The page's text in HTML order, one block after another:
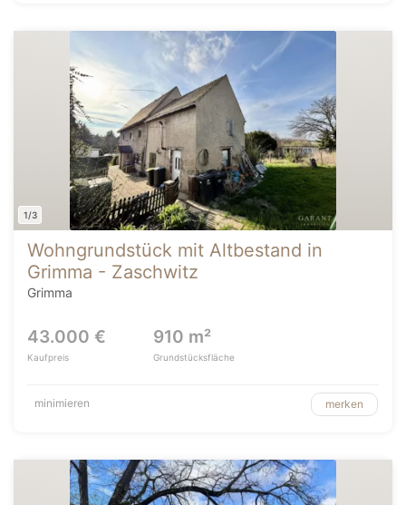
1/3
Wohngrundstück mit Altbestand in
Grimma - Zaschwitz
Grimma
43.000 €
Kaufpreis
910 m²
Grundstücksfläche
minimieren merken